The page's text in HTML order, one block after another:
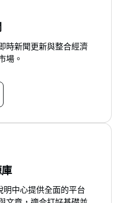
時新聞更新與整合經濟
場。
明中心提供全面的平台